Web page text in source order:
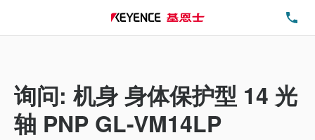
询问: 机身 身体保护型 14 光
轴 PNP GL-VM14LP